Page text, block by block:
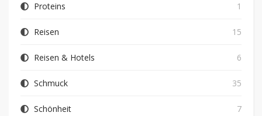
Proteins 1
Reisen 15
Reisen & Hotels 6
Schmuck 35
Schönheit 7